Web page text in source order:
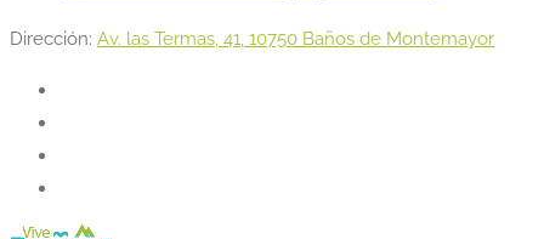
Dirección: Av. las Termas, 41, 10750 Baños de Montemayor